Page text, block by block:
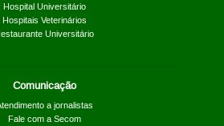
Hospital Universitário
Hospitais Veterinários
Universitário
Comunicação
a jornalistas
Fale com a Secom